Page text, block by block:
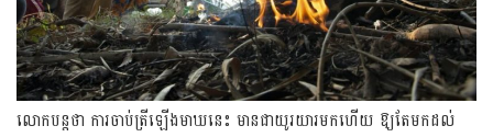
លោកបន្តថា ការចាប់ត្រីឡើងមាឃនេះ មានជាយូរយារមកហើយ ឱ្យតែមកដល់